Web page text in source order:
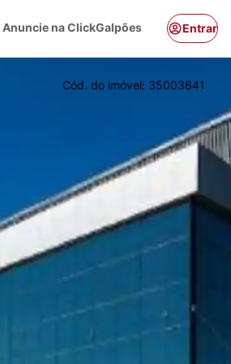
Anuncie na ClickGalpões Entrar
Cód. do imóvel: 35003641